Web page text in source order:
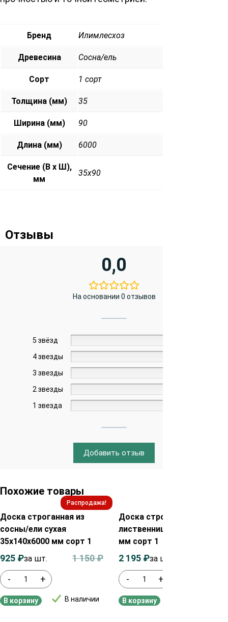
Бренд Илимлесхоз
Древесина Сосна/ель
Сорт 1 сорт
Толщина (мм) 35
Ширина (мм) 90
Длина (мм) 6000
Сечение (В х Ш),
мм
35х90
Отзывы
0,0
На основании 0 отзывов
5 звёзд
4 звезды
3 звезды
2 звезды
1 звезда
Добавить отзыв
Похожие товары
Распродажа!
Доска строганная из
сосны/ели сухая
35х140х6000 мм сорт 1
- +
В наличии
1 150₽
925 ₽за шт.
В корзину
Доска строганная из
лиственницы 35х190х6000
мм сорт 1
- +
2 195 ₽за шт.
В корзину